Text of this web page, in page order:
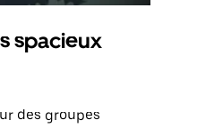
spacieux
des groupes